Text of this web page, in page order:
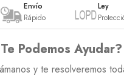
Envío
Rápido
Ley
Podemos Ayudar?
y te resolveremos